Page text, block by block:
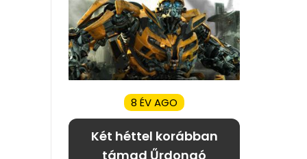
8 ÉV AGO
Két héttel korábban
támad Űrdongó